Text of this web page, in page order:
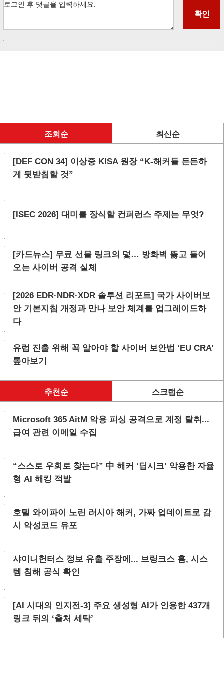
조회순 최신순
[DEF CON 34] 이상중 KISA 원장 “K-해커들 든든하
게 뒷받침할 것”
[ISEC 2026] 대미를 장식할 컨퍼런스 주제는 무엇?
[카드뉴스] 무료 선물 링크의 덫… 방화벽 뚫고 들어
오는 사이버 공격 실체
[2026 EDR·NDR·XDR 솔루션 리포트] 국가 사이버보
안 기본지침 개정과 만나 보안 체계를 업그레이드하
다
유럽 진출 위해 꼭 알아야 할 사이버 보안법 ‘EU CRA’
톺아보기
추천순 스크랩순
Microsoft 365 AitM 악용 피싱 공격으로 계정 탈취...
급여 관련 이메일 수집
“스스로 우회로 찾는다” 中 해커 ‘딥시크’ 악용한 자율
형 AI 해킹 적발
호텔 와이파이 노린 러시아 해커, 가짜 업데이트로 감
시 악성코드 유포
샤이니헌터스 정보 유출 주장에... 브링크스 홈, 시스
템 침해 공식 확인
[AI 시대의 인지전-3] 주요 생성형 AI가 인용한 437개
링크 뒤의 ‘출처 세탁’